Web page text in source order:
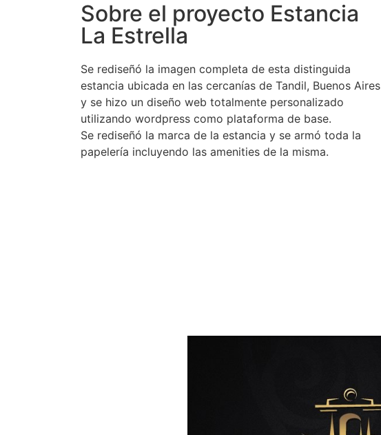
Sobre el proyecto Estancia
La Estrella
Se rediseñó la imagen completa de esta distinguida
estancia ubicada en las cercanías de Tandil, Buenos Aires
y se hizo un diseño web totalmente personalizado
utilizando wordpress como plataforma de base.
Se rediseñó la marca de la estancia y se armó toda la
papelería incluyendo las amenities de la misma.